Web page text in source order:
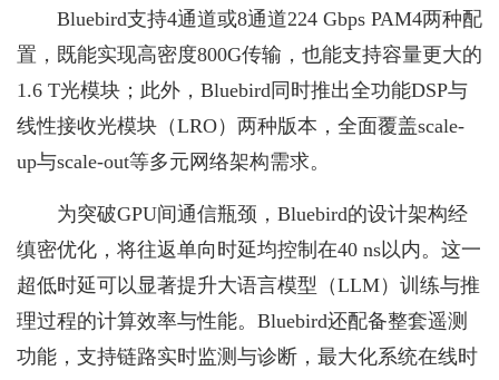
Bluebird支持4通道或8通道224 Gbps PAM4两种配
置，既能实现高密度800G传输，也能支持容量更大的
1.6 T光模块；此外，Bluebird同时推出全功能DSP与
线性接收光模块（LRO）两种版本，全面覆盖scale-
up与scale-out等多元网络架构需求。
为突破GPU间通信瓶颈，Bluebird的设计架构经
缜密优化，将往返单向时延均控制在40 ns以内。这一
超低时延可以显著提升大语言模型（LLM）训练与推
理过程的计算效率与性能。Bluebird还配备整套遥测
功能，支持链路实时监测与诊断，最大化系统在线时